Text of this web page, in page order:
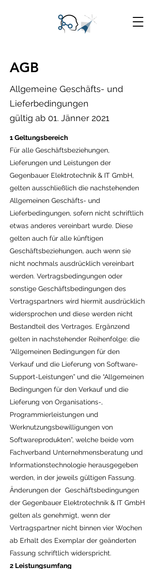
AGB
Allgemeine Geschäfts- und
Lieferbedingungen
gültig ab 01. Jänner 2021
1 Geltungsbereich
Für alle Geschäftsbeziehungen,
Lieferungen und Leistungen der
Gegenbauer Elektrotechnik & IT GmbH,
gelten ausschließlich die nachstehenden
Allgemeinen Geschäfts- und
Lieferbedingungen, sofern nicht schriftlich
etwas anderes vereinbart wurde. Diese
gelten auch für alle künftigen
Geschäftsbeziehungen, auch wenn sie
nicht nochmals ausdrücklich vereinbart
werden. Vertragsbedingungen oder
sonstige Geschäftsbedingungen des
Vertragspartners wird hiermit ausdrücklich
widersprochen und diese werden nicht
Bestandteil des Vertrages. Ergänzend
gelten in nachstehender Reihenfolge: die
“Allgemeinen Bedingungen für den
Verkauf und die Lieferung von Software-
Support-Leistungen” und die “Allgemeinen
Bedingungen für den Verkauf und die
Lieferung von Organisations-,
Programmierleistungen und
Werknutzungsbewilligungen von
Softwareprodukten”, welche beide vom
Fachverband Unternehmensberatung und
Informationstechnologie herausgegeben
werden, in der jeweils gültigen Fassung.
Änderungen der Geschäftsbedingungen
der Gegenbauer Elektrotechnik & IT GmbH
gelten als genehmigt, wenn der
Vertragspartner nicht binnen vier Wochen
ab Erhalt des Exemplar der geänderten
Fassung schriftlich widerspricht.
2 Leistungsumfang